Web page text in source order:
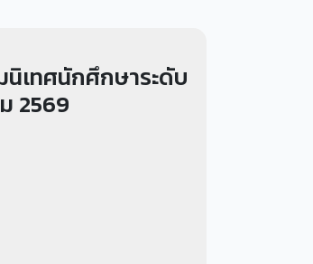
เทศนักศึกษาระดับ
2569